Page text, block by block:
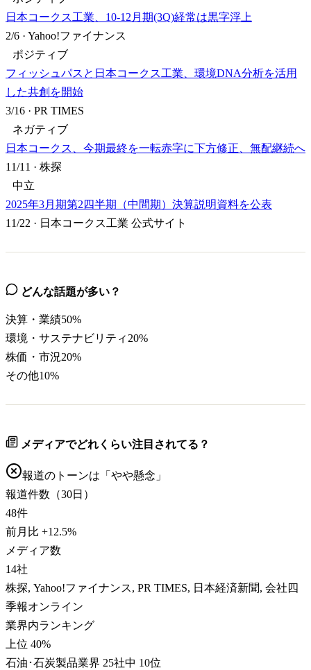
日本コークス工業、10-12月期(3Q)経常は黒字浮上
2/6 · Yahoo!ファイナンス
ポジティブ
フィッシュパスと日本コークス工業、環境DNA分析を活用
した共創を開始
3/16 · PR TIMES
ネガティブ
日本コークス、今期最終を一転赤字に下方修正、無配継続へ
11/11 · 株探
中立
2025年3月期第2四半期（中間期）決算説明資料を公表
11/22 · 日本コークス工業 公式サイト
どんな話題が多い？
決算・業績50%
環境・サステナビリティ 20%
株価・市況20%
その他10%
メディアでどれくらい注目されてる？
報道のトーンは「 やや懸念 」
報道件数（30日）
48件
前月比 +12.5%
メディア数
14社
株探, Yahoo!ファイナンス, PR TIMES, 日本経済新聞, 会社四
季報オンライン
業界内ランキング
上位 40%
石油･石炭製品業界 25社中 10位